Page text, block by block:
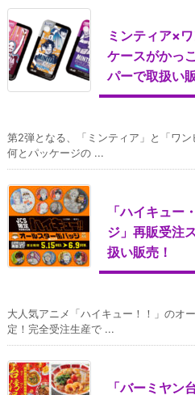
ミンティア×
ケースがかっ
パーで取扱い
第2弾となる、「ミンティア」と「ワ
何とパッケージの ...
「ハイキュー
ジ」再販受注
扱い販売！
大人気アニメ「ハイキュー！！」のオ
定！完全受注生産で ...
「バーミヤン